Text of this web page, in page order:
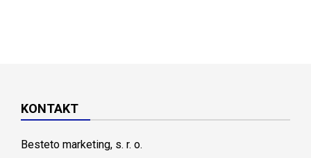
KONTAKT
Besteto marketing, s. r. o.